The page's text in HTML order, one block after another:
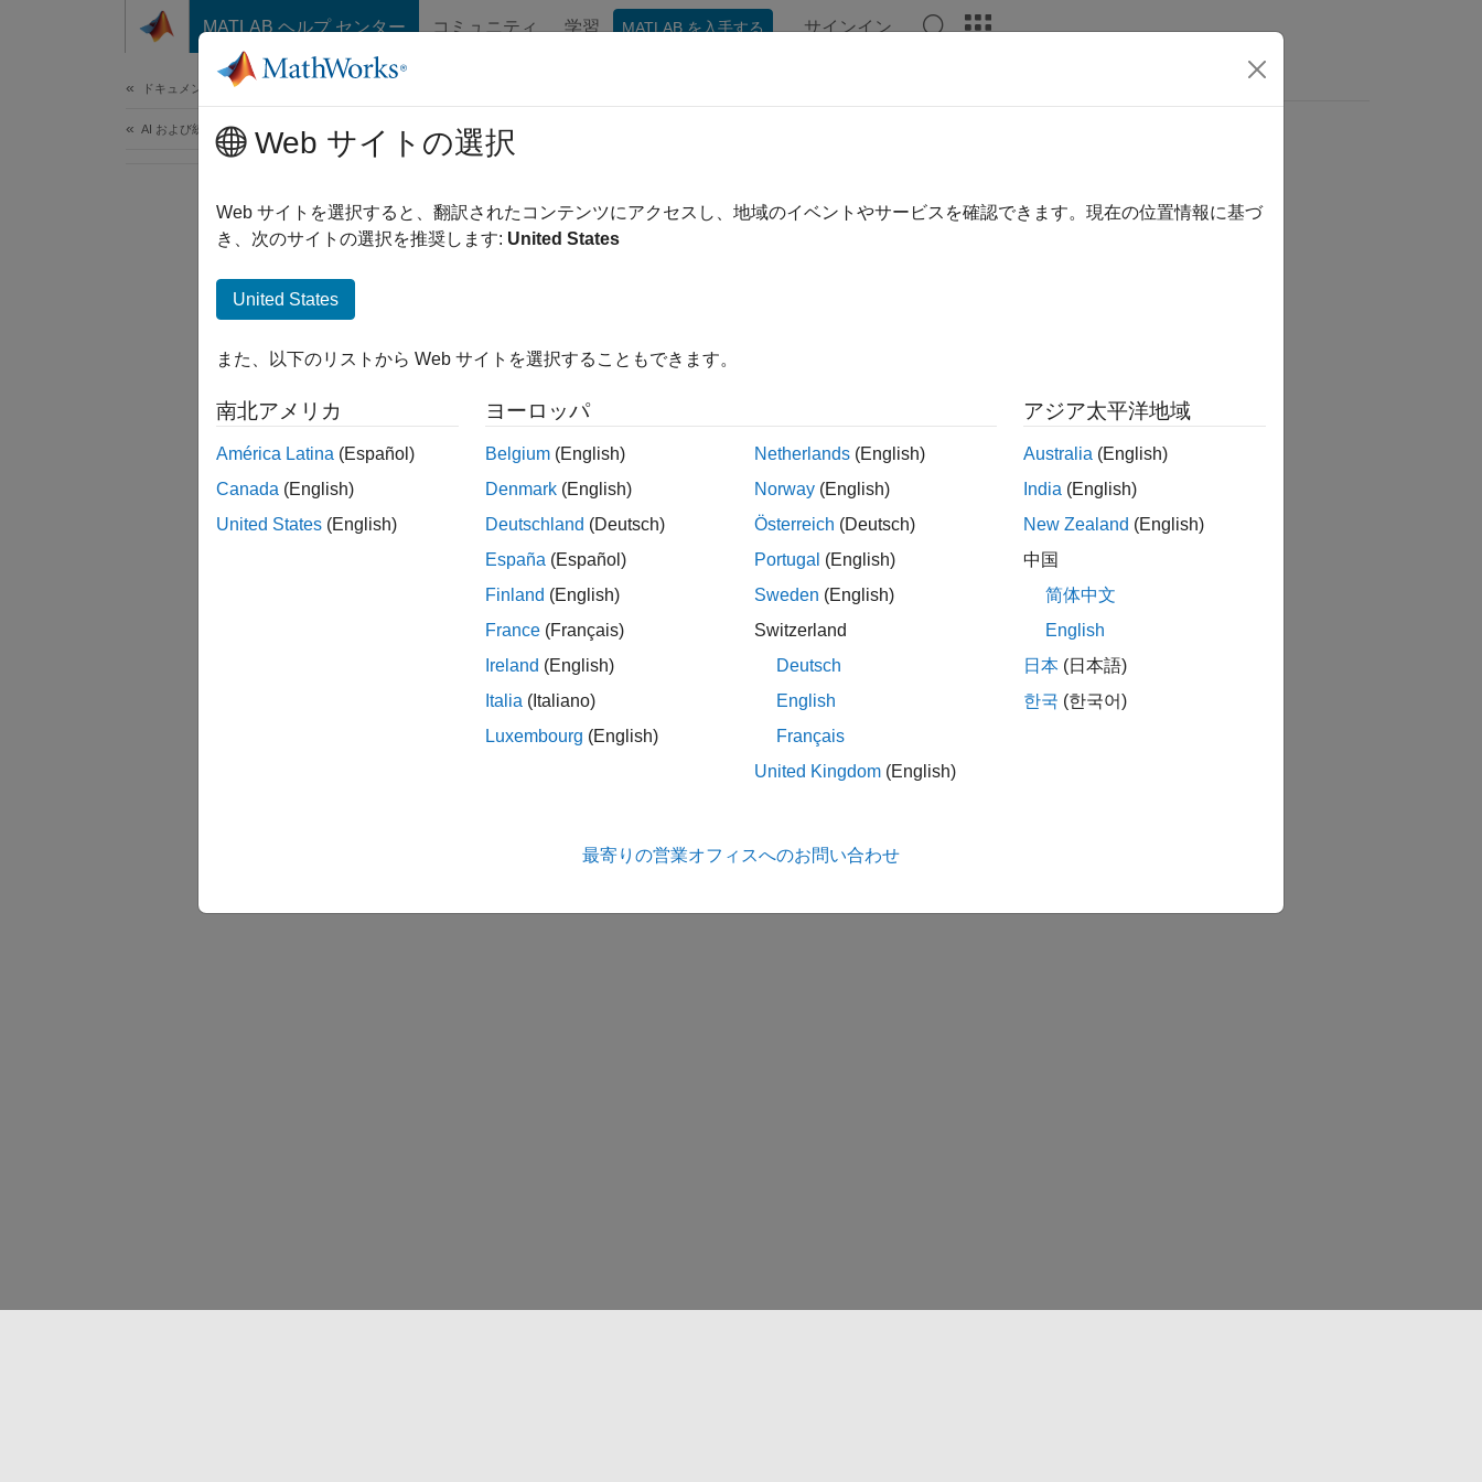
コンテンツへスキップ
MATLAB ヘルプ センター コミュニティ 学習 MATLAB を入手する サインイン
ドキュメンテーションのホーム
AI および統計
この情報は役に立ちましたか？
Web サイトの選択
Web サイトを選択すると、翻訳されたコンテンツにアクセスし、地域のイベントやサービスを確認できます。現在の位置情報に基づ
き、次のサイトの選択を推奨します: United States
United States
また、以下のリストから Web サイトを選択することもできます。
南北アメリカ
América Latina (Español)
Canada (English)
United States (English)
ヨーロッパ
Belgium (English)
Denmark (English)
Deutschland (Deutsch)
España (Español)
Finland (English)
France (Français)
Ireland (English)
Italia (Italiano)
Luxembourg (English)
Netherlands (English)
Norway (English)
Österreich (Deutsch)
Portugal (English)
Sweden (English)
Switzerland
Deutsch
English
Français
United Kingdom (English)
アジア太平洋地域
Australia (English)
India (English)
New Zealand (English)
中国
简体中文
English
日本 (日本語)
한국 (한국어)
最寄りの営業オフィスへのお問い合わせ